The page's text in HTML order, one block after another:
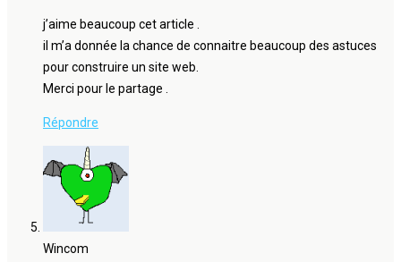
j’aime beaucoup cet article .
il m’a donnée la chance de connaitre beaucoup des astuces
pour construire un site web.
Merci pour le partage .
Répondre
Wincom